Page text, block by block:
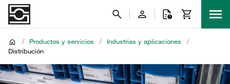
/ Productos y servicios / Industrias y aplicaciones
/
Distribución